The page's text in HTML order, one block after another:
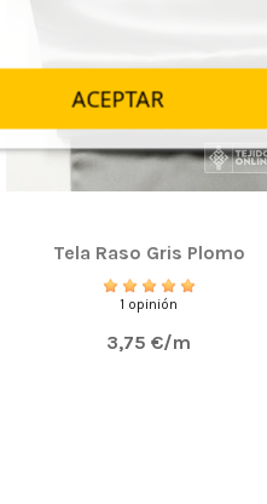
Tela Raso Gris Plomo
1 opinión
3,75 €/m
ACEPTAR